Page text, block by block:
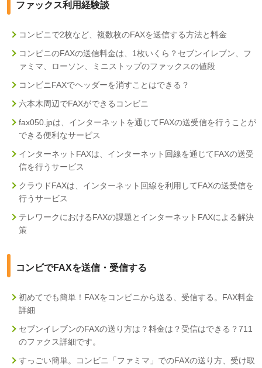
ファックス利用経験談
コンビニで2枚など、複数枚のFAXを送信する方法と料金
コンビニのFAXの送信料金は、1枚いくら？セブンイレブン、フ
ァミマ、ローソン、ミニストップのファックスの値段
コンビニFAXでヘッダーを消すことはできる？
六本木周辺でFAXができるコンビニ
fax050.jpは、インターネットを通じてFAXの送受信を行うことが
できる便利なサービス
インターネットFAXは、インターネット回線を通じてFAXの送受
信を行うサービス
クラウドFAXは、インターネット回線を利用してFAXの送受信を
行うサービス
テレワークにおけるFAXの課題とインターネットFAXによる解決
策
コンビでFAXを送信・受信する
初めてでも簡単！FAXをコンビニから送る、受信する。FAX料金
詳細
セブンイレブンのFAXの送り方は？料金は？受信はできる？711
のファクス詳細です。
すっごい簡単。コンビニ「ファミマ」でのFAXの送り方、受け取